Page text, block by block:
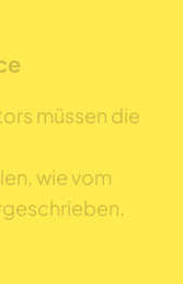
müssen die
wie vom